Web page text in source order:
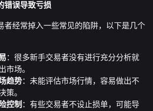
错误导致亏损
者经常掉入一些常见的陷阱，以下是几个
：很多新手交易者没有进行充分分析就
市场。
趋势：未能评估市场行情，容易做出不
策。
控制 ：有些交易者不设止损单，可能导